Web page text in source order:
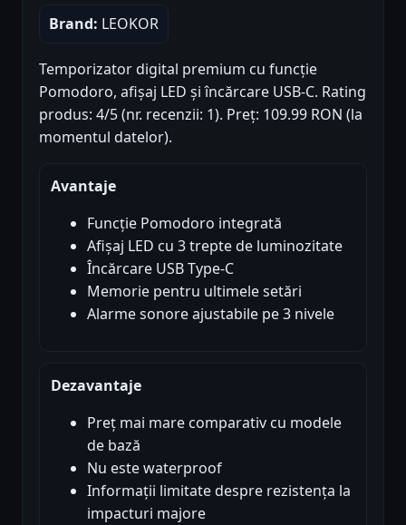
Brand: LEOKOR
Temporizator digital premium cu funcție
Pomodoro, afișaj LED și încărcare USB-C. Rating
produs: 4/5 (nr. recenzii: 1). Preț: 109.99 RON (la
momentul datelor).
Avantaje
Funcție Pomodoro integrată
Afișaj LED cu 3 trepte de luminozitate
Încărcare USB Type-C
Memorie pentru ultimele setări
Alarme sonore ajustabile pe 3 nivele
Dezavantaje
Preț mai mare comparativ cu modele
de bază
Nu este waterproof
Informații limitate despre rezistența la
impacturi majore